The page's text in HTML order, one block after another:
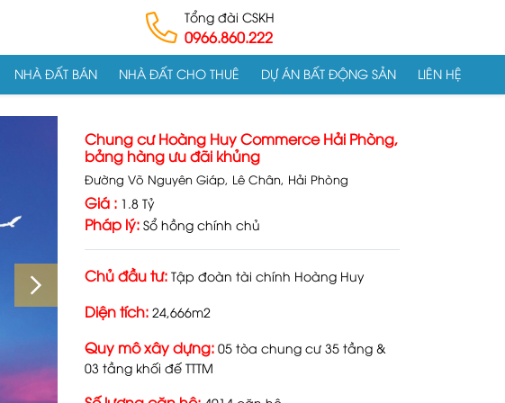
Tổng đài CSKH
0966.860.222
NHÀ ĐẤT BÁN NHÀ ĐẤT CHO THUÊ DỰ ÁN BẤT ĐỘNG SẢN LIÊN HỆ
Chung cư Hoàng Huy Commerce Hải Phòng,
bảng hàng ưu đãi khủng
Đường Võ Nguyên Giáp, Lê Chân, Hải Phòng
Giá : 1.8 Tỷ
Pháp lý: Sổ hồng chính chủ
Chủ đầu tư: Tập đoàn tài chính Hoàng Huy
Diện tích: 24,666m2
Quy mô xây dựng: 05 tòa chung cư 35 tầng &
03 tầng khối đế TTTM